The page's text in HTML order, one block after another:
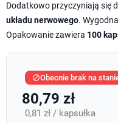
Dodatkowo przyczyniają się
układu nerwowego.
Opakowanie zawiera 100
Obecnie brak na
80,79 zł
0,81 zł / kapsułka